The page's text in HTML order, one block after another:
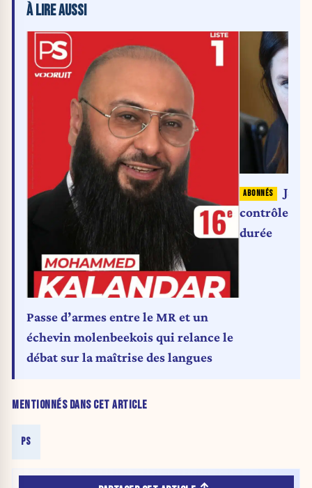
MENTIONNÉS DANS CET ARTICLE
PS
À LIRE AUSSI
Passe d’armes entre le MR et un
échevin molenbeekois qui relance le
débat sur la maîtrise des langues
contrôler
durée